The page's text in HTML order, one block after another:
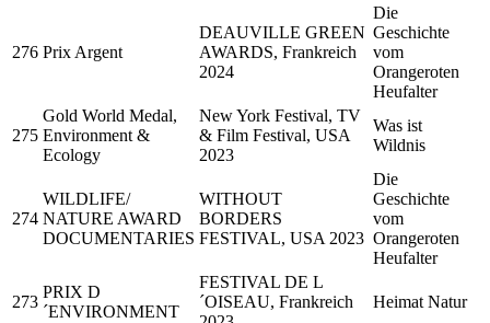
276 Prix Argent
DEAUVILLE GREEN
AWARDS, Frankreich
2024
Die
Geschichte
vom
Orangeroten
Heufalter
275
Gold World Medal,
Environment &
Ecology
New York Festival, TV
& Film Festival, USA
2023
Was ist
Wildnis
274
WILDLIFE/
NATURE AWARD
DOCUMENTARIES
WITHOUT
BORDERS
FESTIVAL, USA 2023
Die
Geschichte
vom
Orangeroten
Heufalter
273
PRIX D
´ENVIRONMENT
FESTIVAL DE L
´OISEAU, Frankreich
Heimat Natur